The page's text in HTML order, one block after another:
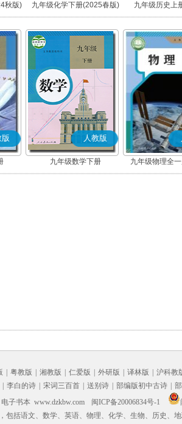
秋版) 九年级化学下册(2025春版) 九年级历史上
版 人教版
九年级数学下册
九年级物理全
版)
粤教版 湘教版 仁爱版 外研版 译林版 沪科教
李白的诗 宋词三百首 送别诗 部编版初中古诗
子书本 www.dzkbw.com 闽ICP备20006834号-1
包括语文、数学、英语、物理、化学、生物、历史、